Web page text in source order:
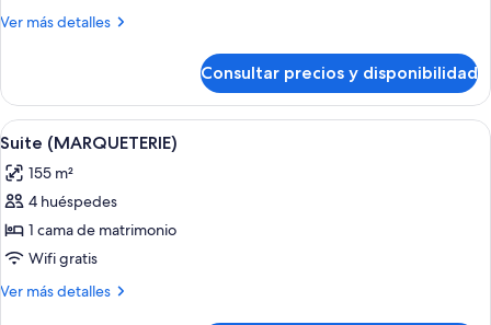
Ver más detalles
Más
(PARK)
Consultar precios y disponibilidad
Abrir
todas
las
fotos
de
Suite
(MARQUETERIE)
Un dormitorio amplio con una cama
6
Suite (MARQUETERIE)
155 m²
4 huéspedes
1 cama de matrimonio
Wifi gratis
Ver más detalles
Más